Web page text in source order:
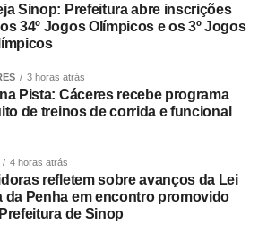
durante o período de
Messenger
LinkedIn
Share
Sinop: Prefeitura abre inscrições
34º Jogos Olímpicos e os 3º Jogos
3 horas atrás
Pista: Cáceres recebe programa
de treinos de corrida e funcional
4 horas atrás
refletem sobre avanços da Lei
da Penha em encontro promovido
de Sinop